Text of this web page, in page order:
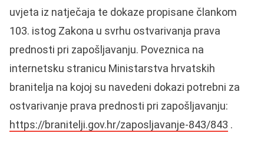
uvjeta iz natječaja te dokaze propisane člankom
103. istog Zakona u svrhu ostvarivanja prava
prednosti pri zapošljavanju. Poveznica na
internetsku stranicu Ministarstva hrvatskih
branitelja na kojoj su navedeni dokazi potrebni za
ostvarivanje prava prednosti pri zapošljavanju:
https://branitelji.gov.hr/zaposljavanje-843/843 .